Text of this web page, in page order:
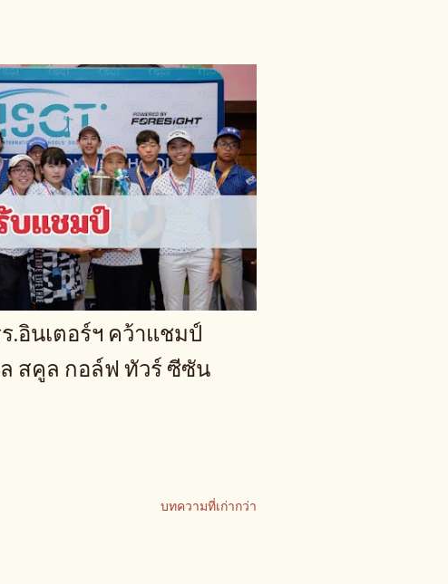
.อินเตอร์ฯ คว้าแชมป์
สคูล กอล์ฟ ทัวร์ ซีซัน
บทความที่เก่ากว่า